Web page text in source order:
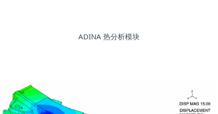
ADINA 热分析模块